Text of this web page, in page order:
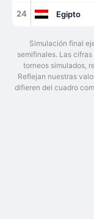
24 Egipto
Simulación final
semifinales. Las
torneos simulados,
Reflejan nuestras
difieren del cuadro